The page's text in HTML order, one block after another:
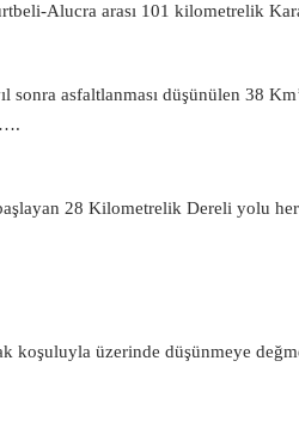
Alucra arası 101 kilometrelik
sonra asfaltlanması düşünülen 38
28 Kilometrelik Dereli yolu
koşuluyla üzerinde düşünmeye